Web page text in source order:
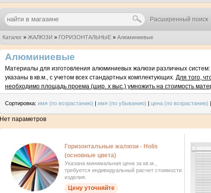
Расширенный поиск
Каталог » ЖАЛЮЗИ » ГОРИЗОНТАЛЬНЫЕ » Алюминиевые
Алюминиевые
Материалы для изготовления алюминиевых жалюзи различных
указаны в кв.м., с учетом всех стандартных комплектующих. Для того,
необходимо площадь проема (шир. х выс.) умножить на стоимость
Сортировка: имя (по возрастанию) | имя (по убыванию) | цена (по возрастанию) |
Нет параметров
Горизонтальные жалюзи - Holis
(основные цвета)
Указана минимальная цена за кв.м.,
требуется индивидуальный расчет стоимости
изделия.
Цену уточняйте